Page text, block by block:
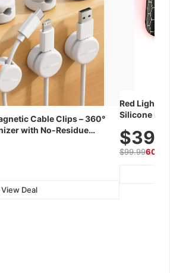
Cable Clips – 360°
with No-Residue
View Deal
Red Light
Silicone
$99.9960%